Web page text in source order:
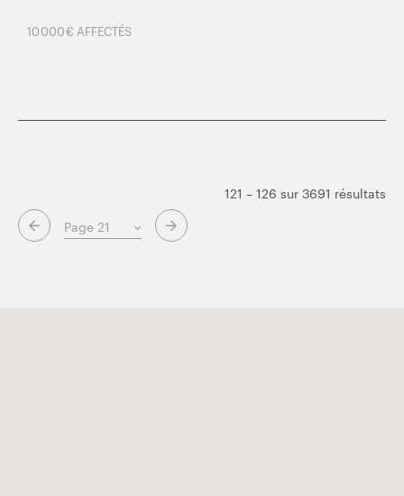
10 000 € AFFECTÉS
Page suivante
121 – 126 sur 3691 résultats